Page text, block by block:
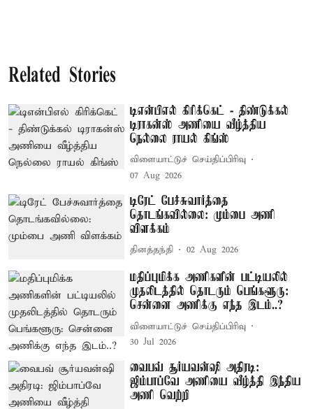
Related Stories
டிஎன்பிஎல் கிரிக்கெட் - திண்டுக்கல்
டிராகன்ஸ் அணியை வீழ்த்திய
நெல்லை ராயல் கிங்ஸ்
விளையாட்டுச் செய்திப்பிரிவு
07 Aug 2026
டிரேட் பேச்சுவார்த்தை
தொடங்கவில்லை: மும்பை அணி
விளக்கம்
தினத்தந்தி 02 Aug 2026
மதிப்புமிக்க அணிகளின் பட்டியலில்
முதலிடத்தில் தொடரும் பெங்களூரு:
சென்னை அணிக்கு எந்த இடம்..?
விளையாட்டுச் செய்திப்பிரிவு
30 Jul 2026
வைபவ் சூர்யவன்ஷி அதிரடி:
ஜிம்பாப்வே அணியை வீழ்த்தி இந்திய
அணி வெற்றி